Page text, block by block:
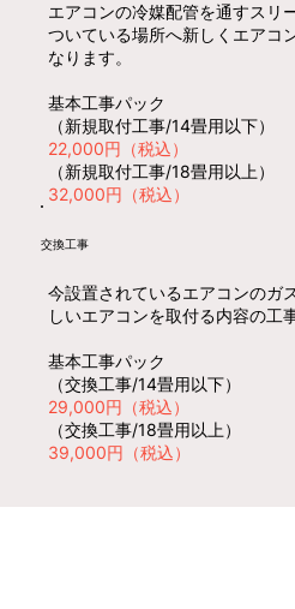
エアコンの冷媒配管を通すスリ
ついている場所へ新しくエアコ
なります。
基本工事パック
（新規取付工事/14畳用以下）
22,000円（税込）
（新規取付工事/18畳用以上）
32,000円（税込）
交換工事
今設置されているエアコンのガ
しいエアコンを取付る内容の工
基本工事パック
（交換工事/14畳用以下）
29,000円（税込）
（交換工事/18畳用以上）
39,000円（税込）